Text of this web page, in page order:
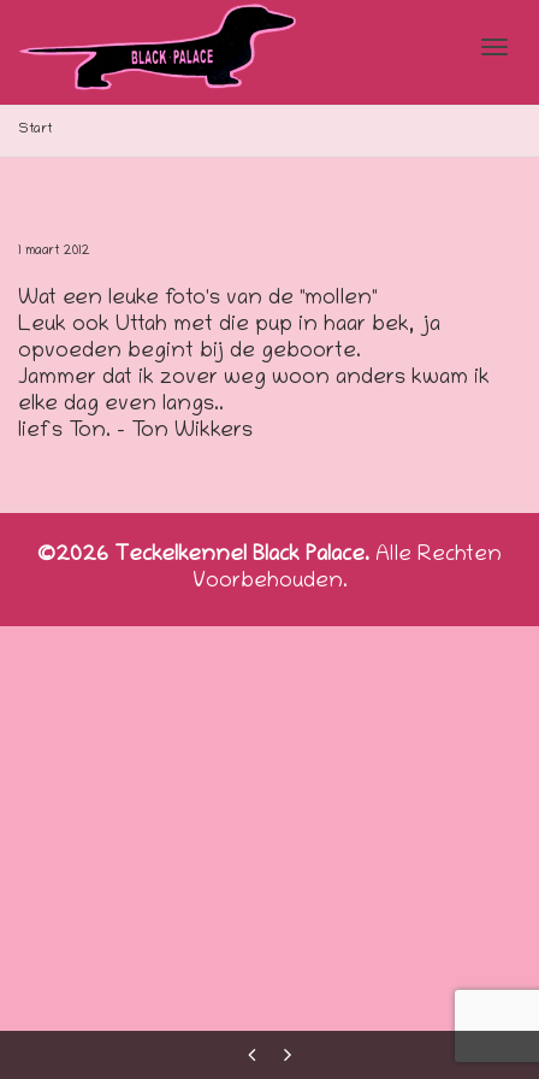
Start
1 maart 2012
Wat een leuke foto's van de "mollen"
Leuk ook Uttah met die pup in haar bek, ja
opvoeden begint bij de geboorte.
Jammer dat ik zover weg woon anders kwam ik
elke dag even langs..
liefs Ton. – Ton Wikkers
©2026 Teckelkennel Black Palace. Alle Rechten
Voorbehouden.